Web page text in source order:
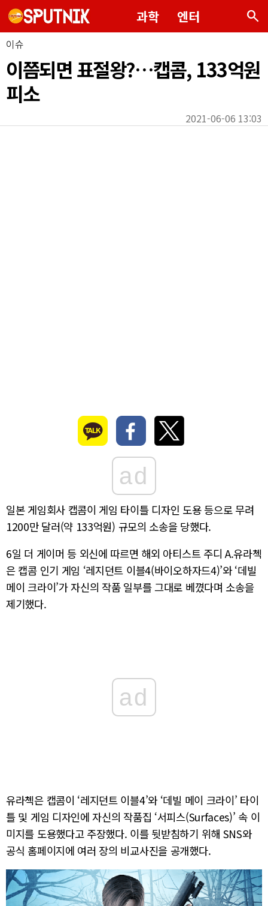
과학 엔터 search
이슈
이쯤되면 표절왕?…캡콤, 133억원
피소
2021-06-06 13:03
ad
일본 게임회사 캡콤이 게임 타이틀 디자인 도용 등으로 무려
1200만 달러(약 133억원) 규모의 소송을 당했다.
6일 더 게이머 등 외신에 따르면 해외 아티스트 주디 A.유라첵
은 캡콤 인기 게임 ‘레지던트 이블4(바이오하자드4)’와 ‘데빌
메이 크라이’가 자신의 작품 일부를 그대로 베꼈다며 소송을
제기했다.
ad
유라첵은 캡콤이 ‘레지던트 이블4’와 ‘데빌 메이 크라이’ 타이
틀 및 게임 디자인에 자신의 작품집 ‘서피스(Surfaces)’ 속 이
미지를 도용했다고 주장했다. 이를 뒷받침하기 위해 SNS와
공식 홈페이지에 여러 장의 비교사진을 공개했다.